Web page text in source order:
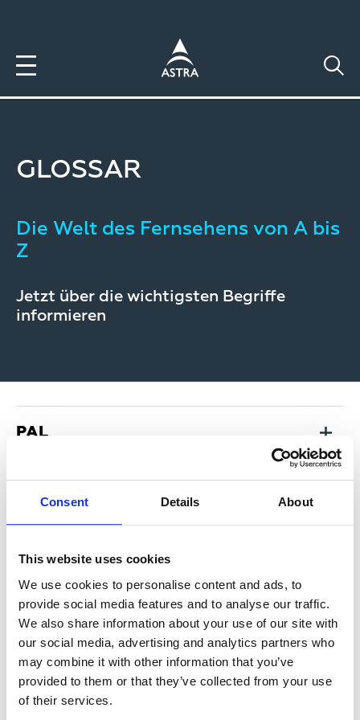
Consent Details About
This website uses cookies
We use cookies to personalise content and ads, to
provide social media features and to analyse our traffic.
We also share information about your use of our site with
our social media, advertising and analytics partners who
may combine it with other information that you’ve
provided to them or that they’ve collected from your use
of their services.
GLOSSAR
Die Welt des Fernsehens von A bis
Z
Jetzt über die wichtigsten Begriffe
informieren
PAL
Phase Alternating Line ist ein Verfahren
Fernsehen. Es werden 25 Bilder pro
Sekunde ausgestrahlt, wobei
Bildzeile übertragen wird.
Panda
Auch Panda 1 genannt. Meistverbreitetes
(Entzerrung zur Verringerung des
Rauschens bei analogen
Tonübertragungen).
aus dem Programmbouquet des
Anbieters(PPP).
Pay-per-View
Programme, für die der Abonnent keine
fixen Gebühren zahlt, sondern für die die
Gebühren auf der Grundlage der in
Anspruch genommenen Sendezeit und der
Zahl der gesehenen Programme berechnet
Pay-TV Abo-TV
Gebührenpflichtige Programme und
Dienste ohne Werbeunterbrechungen (z.
Podcasting